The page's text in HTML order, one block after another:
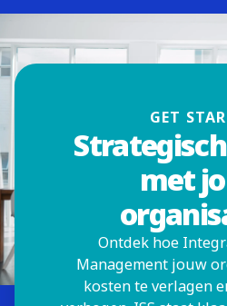
GET
met
Ontdek hoe
Management jouw
kosten te verlagen